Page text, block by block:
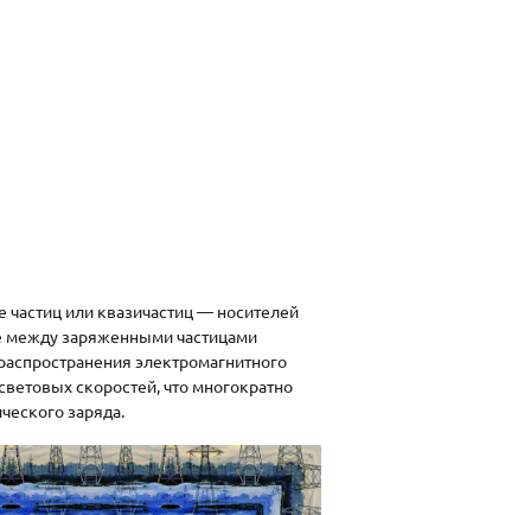
или квазичастиц — носителей
между заряженными частицами
электромагнитного
скоростей, что многократно
заряда.